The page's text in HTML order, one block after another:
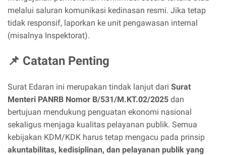
melalui saluran komunikasi kedinasan resmi. Jika tetap
tidak responsif, laporkan ke unit pengawasan internal
(misalnya Inspektorat).
📌 Catatan Penting
Surat Edaran ini merupakan tindak lanjut dari Surat
Menteri PANRB Nomor B/531/M.KT.02/2025 dan
bertujuan mendukung penguatan ekonomi nasional
sekaligus menjaga kualitas pelayanan publik. Semua
kebijakan KDM/KDK harus tetap mengacu pada prinsip
akuntabilitas, kedisiplinan, dan pelayanan publik yang